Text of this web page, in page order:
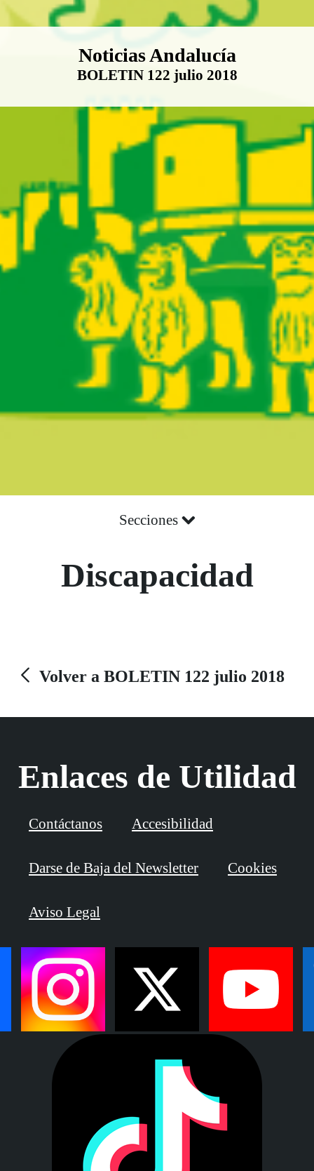
Boletín Noticias Andalucía
Noticias Andalucía
BOLETIN 122 julio 2018
Secciones
Discapacidad
Volver a BOLETIN 122 julio 2018
Enlaces de Utilidad
Contáctanos Accesibilidad
Darse de Baja del Newsletter Cookies
Aviso Legal